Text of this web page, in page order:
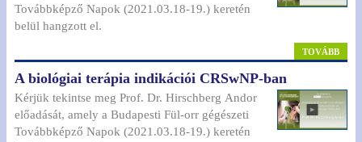
Továbbképző Napok (2021.03.18-19.) keretén
belül hangzott el.
TOVÁBB
A biológiai terápia indikációi CRSwNP-ban
Kérjük tekintse meg Prof. Dr. Hirschberg Andor
előadását, amely a Budapesti Fül-orr gégészeti
Továbbképző Napok (2021.03.18-19.) keretén